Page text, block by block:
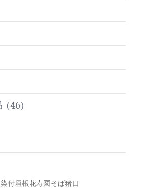
(46)
付垣根花寿図そば猪口